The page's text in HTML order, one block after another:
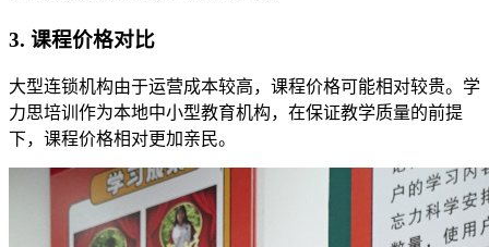
3. 课程价格对比
大型连锁机构由于运营成本较高，课程价格可能相对较贵。学
力思培训作为本地中小型教育机构，在保证教学质量的前提
下，课程价格相对更加亲民。